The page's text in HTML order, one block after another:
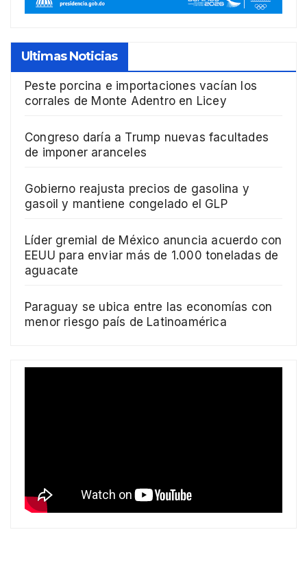
Ultimas Noticias
Peste porcina e importaciones vacían los
corrales de Monte Adentro en Licey
Congreso daría a Trump nuevas facultades
de imponer aranceles
Gobierno reajusta precios de gasolina y
gasoil y mantiene congelado el GLP
Líder gremial de México anuncia acuerdo con
EEUU para enviar más de 1.000 toneladas de
aguacate
Paraguay se ubica entre las economías con
menor riesgo país de Latinoamérica